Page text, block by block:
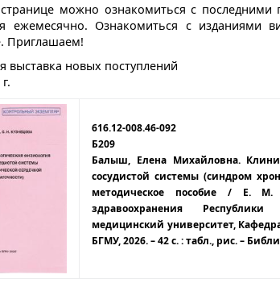
можно ознакомиться с последними
ежемесячно. Ознакомиться с
Приглашаем!
выставка новых поступлений
616.12-008.46-092
Б209
Балыш, Елена Михайловна.
сосудистой системы (синдром
методическое пособие / Е.
здравоохранения Республики
медицинский университет,
БГМУ, 2026. – 42 с. : табл., рис. –